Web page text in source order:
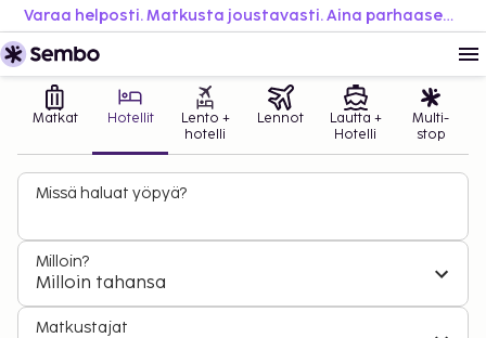
Varaa helposti. Matkusta joustavasti. Aina parhaaseen hintaan.
Matkat Hotellit
Lento +
hotelli
Lennot
Lautta +
Hotelli
Multi-
stop
Missä haluat yöpyä?
Milloin?
Milloin tahansa
Matkustajat